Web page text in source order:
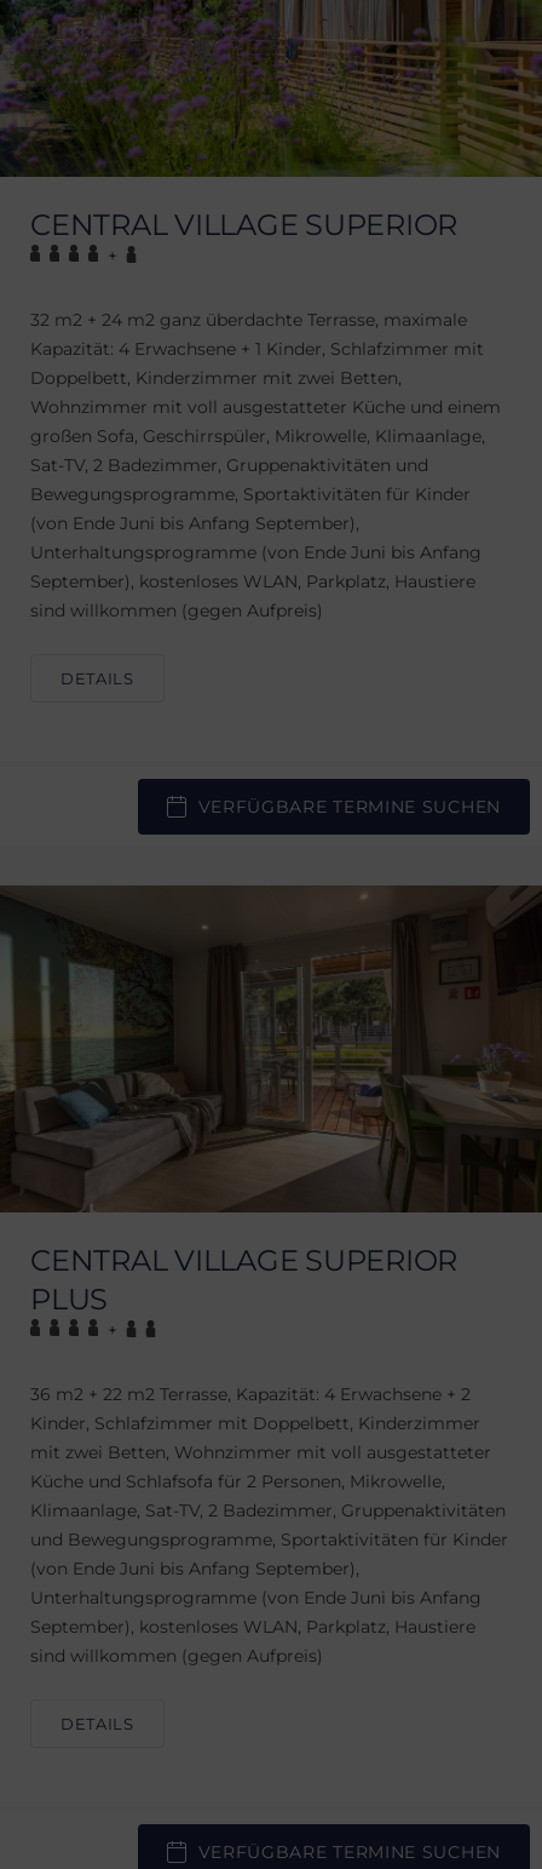
CENTRAL VILLAGE SUPERIOR
+
32 m2 + 24 m2 ganz überdachte Terrasse, maximale
Kapazität: 4 Erwachsene + 1 Kinder, Schlafzimmer mit
Doppelbett, Kinderzimmer mit zwei Betten,
Wohnzimmer mit voll ausgestatteter Küche und einem
großen Sofa, Geschirrspüler, Mikrowelle, Klimaanlage,
Sat-TV, 2 Badezimmer, Gruppenaktivitäten und
Bewegungsprogramme, Sportaktivitäten für Kinder
(von Ende Juni bis Anfang September),
Unterhaltungsprogramme (von Ende Juni bis Anfang
September), kostenloses WLAN, Parkplatz, Haustiere
sind willkommen (gegen Aufpreis)
DETAILS
VERFÜGBARE TERMINE SUCHEN
CENTRAL VILLAGE SUPERIOR
PLUS
+
36 m2 + 22 m2 Terrasse, Kapazität: 4 Erwachsene + 2
Kinder, Schlafzimmer mit Doppelbett, Kinderzimmer
mit zwei Betten, Wohnzimmer mit voll ausgestatteter
Küche und Schlafsofa für 2 Personen, Mikrowelle,
Klimaanlage, Sat-TV, 2 Badezimmer, Gruppenaktivitäten
und Bewegungsprogramme, Sportaktivitäten für Kinder
(von Ende Juni bis Anfang September),
Unterhaltungsprogramme (von Ende Juni bis Anfang
September), kostenloses WLAN, Parkplatz, Haustiere
sind willkommen (gegen Aufpreis)
DETAILS
VERFÜGBARE TERMINE SUCHEN